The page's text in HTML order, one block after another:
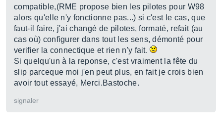
compatible,(RME propose bien les pilotes pour W98
alors qu'elle n'y fonctionne pas...) si c'est le cas, que
faut-il faire, j'ai changé de pilotes, formaté, refait (au
cas où) configurer dans tout les sens, démonté pour
verifier la connectique et rien n'y fait.
Si quelqu'un à la reponse, c'est vraiment la fête du
slip parceque moi j'en peut plus, en fait je crois bien
avoir tout essayé, Merci.Bastoche.
signaler